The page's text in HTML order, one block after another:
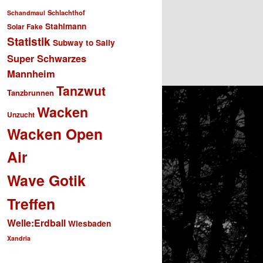
Schandmaul Schlachthof
Solar Fake Stahlmann
Statistik Subway to Sally
Super Schwarzes
Mannheim
Tanzbrunnen Tanzwut
Unzucht Wacken
Wacken Open
Air
Wave Gotik
Treffen
Welle:Erdball Wiesbaden
Xandria